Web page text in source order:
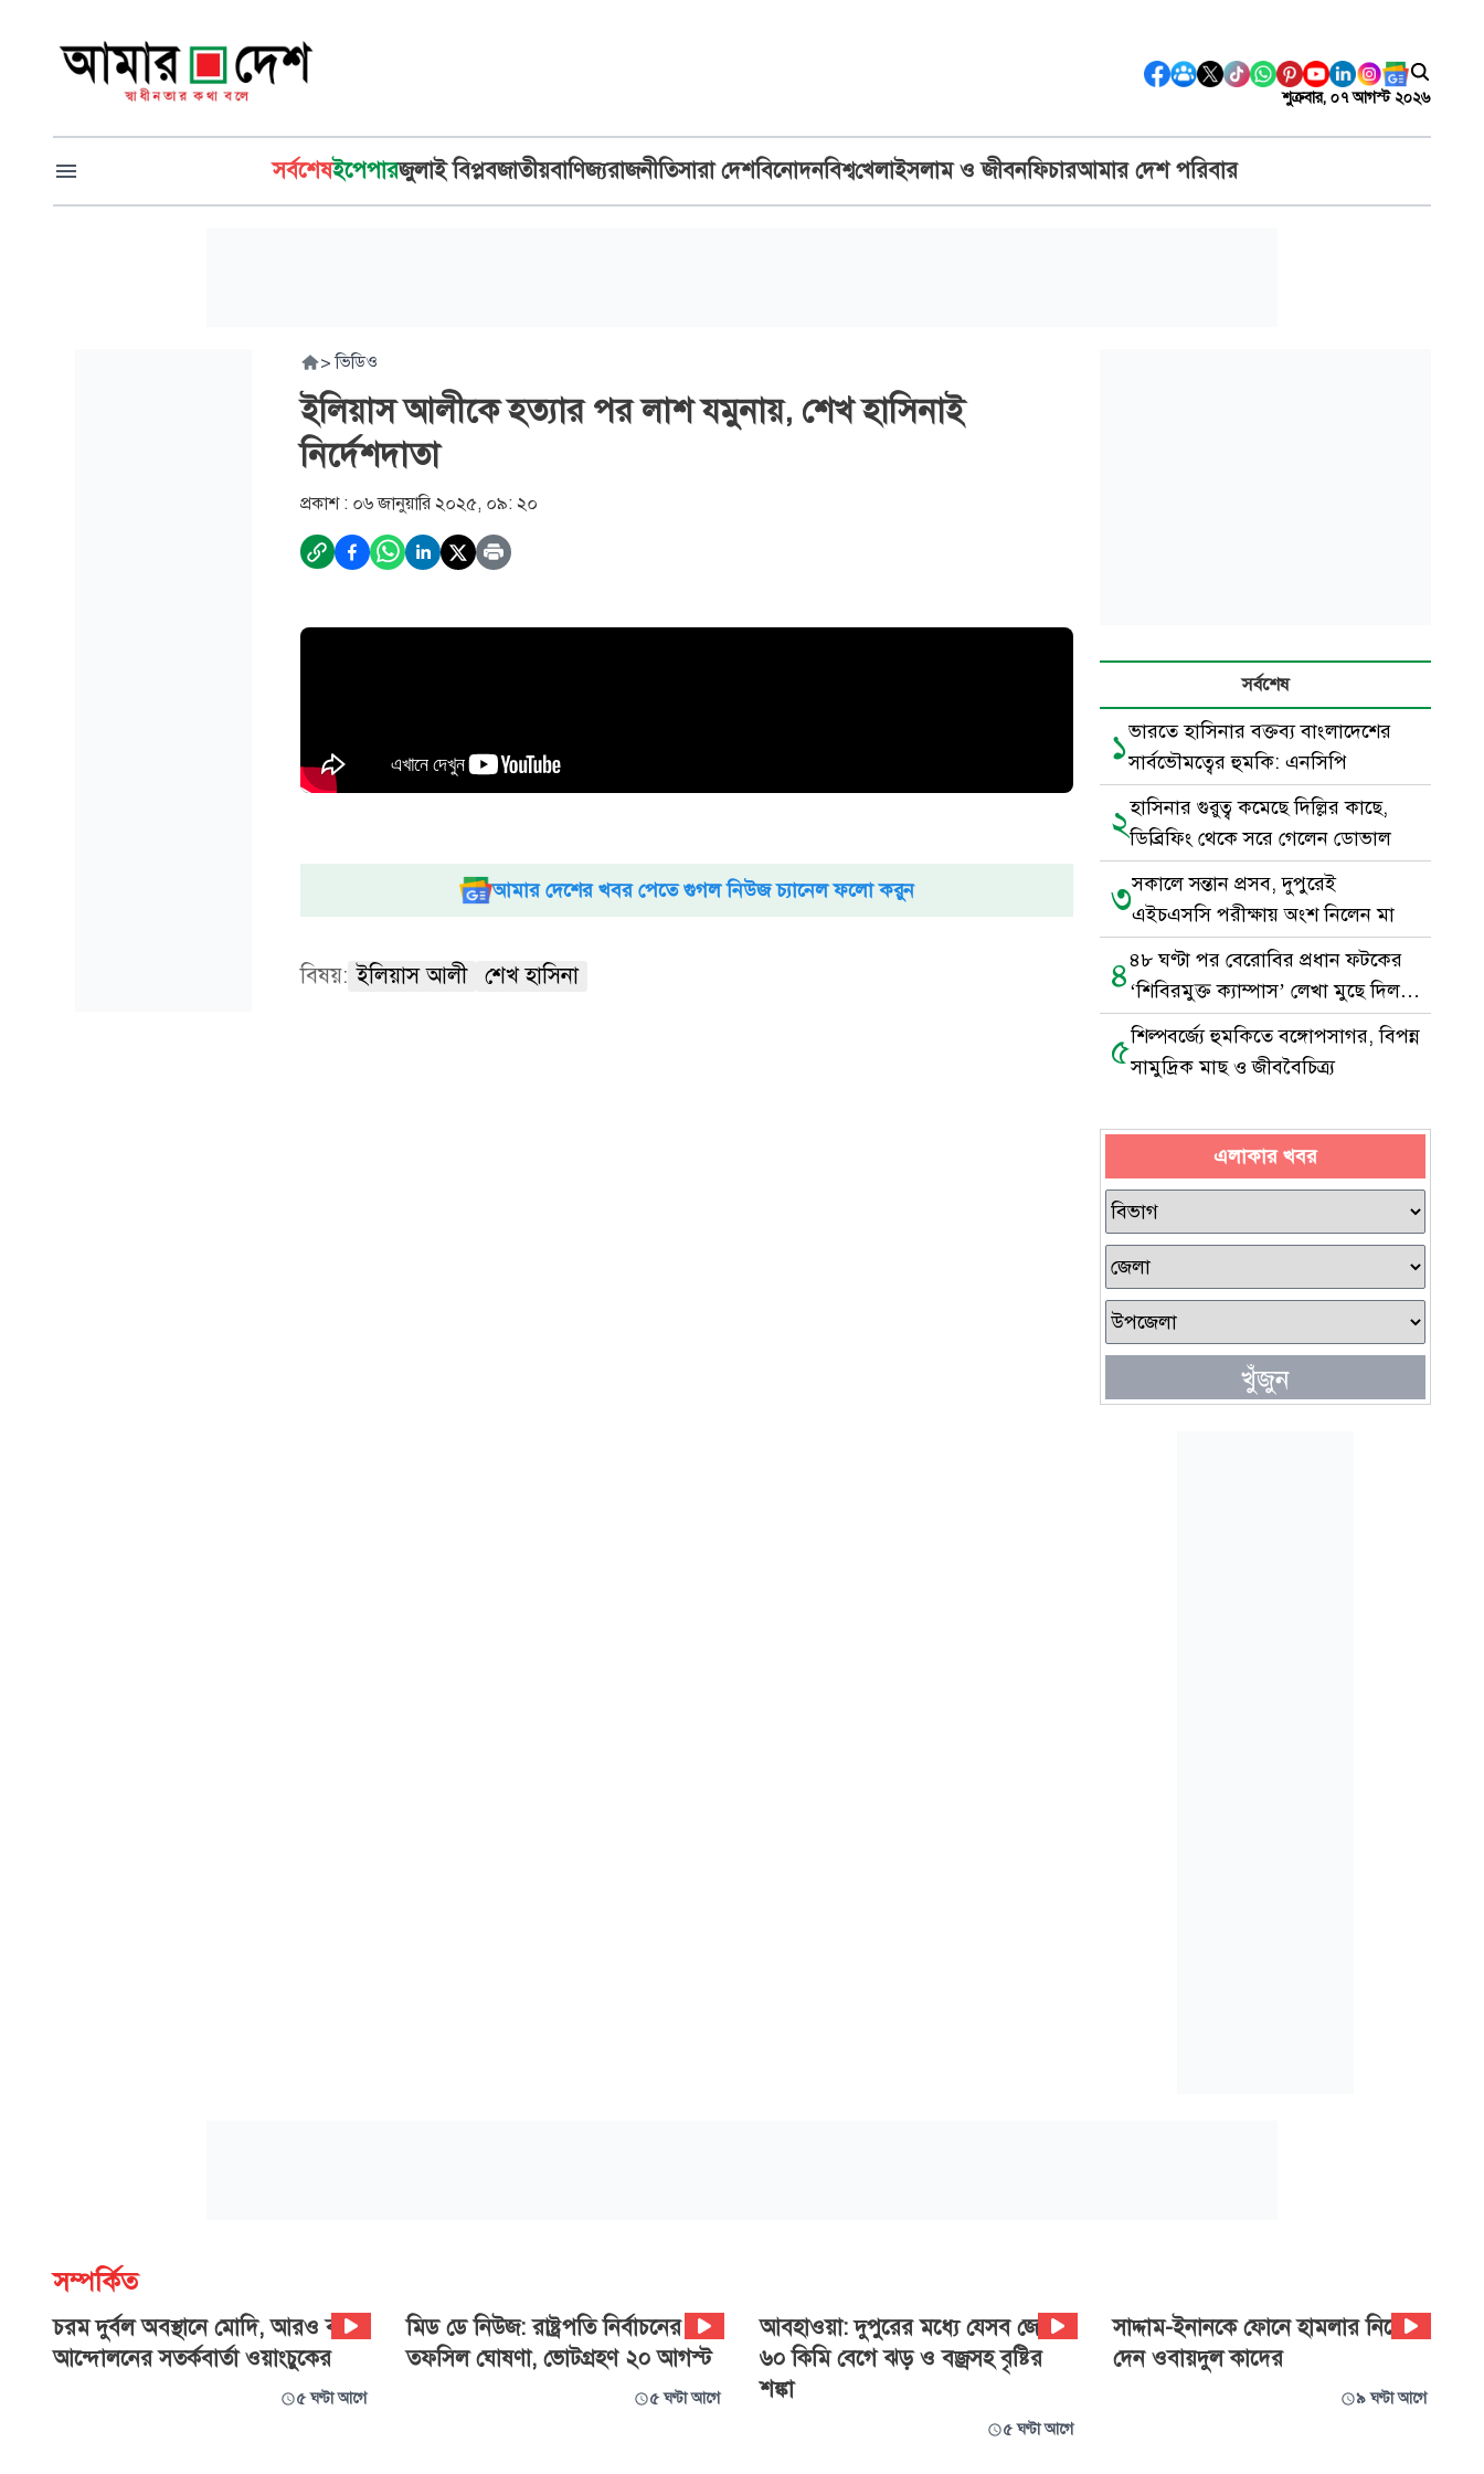
শুক্রবার, ০৭ আগস্ট ২০২৬
সর্বশেষইপেপারজুলাই বিপ্লবজাতীয়বাণিজ্যরাজনীতিসারা দেশবিনোদনবিশ্বখেলাইসলাম ও জীবনফিচারআমার দেশ পরিবার
> ভিডিও
ইলিয়াস আলীকে হত্যার পর লাশ যমুনায়, শেখ হাসিনাই
নির্দেশদাতা
প্রকাশ : ০৬ জানুয়ারি ২০২৫, ০৯: ২০
আমার দেশের খবর পেতে গুগল নিউজ চ্যানেল ফলো করুন
বিষয়: ইলিয়াস আলী শেখ হাসিনা
সর্বশেষ
১ভারতে হাসিনার বক্তব্য বাংলাদেশের
সার্বভৌমত্বের হুমকি: এনসিপি
২হাসিনার গুরুত্ব কমেছে দিল্লির কাছে,
ডিব্রিফিং থেকে সরে গেলেন ডোভাল
৩সকালে সন্তান প্রসব, দুপুরেই
এইচএসসি পরীক্ষায় অংশ নিলেন মা
৪৪৮ ঘণ্টা পর বেরোবির প্রধান ফটকের
‘শিবিরমুক্ত ক্যাম্পাস’ লেখা মুছে দিল
ছাত্রদল
৫শিল্পবর্জ্যে হুমকিতে বঙ্গোপসাগর, বিপন্ন
সামুদ্রিক মাছ ও জীববৈচিত্র্য
এলাকার খবর
খুঁজুন
সম্পর্কিত
চরম দুর্বল অবস্থানে মোদি, আরও বড়
আন্দোলনের সতর্কবার্তা ওয়াংচুকের
৫ ঘণ্টা আগে
‍মিড ডে নিউজ: রাষ্ট্রপতি নির্বাচনের
তফসিল ঘোষণা, ভোটগ্রহণ ২০ আগস্ট
৫ ঘণ্টা আগে
আবহাওয়া: দুপুরের মধ্যে যেসব জেলায়
৬০ কিমি বেগে ঝড় ও বজ্রসহ বৃষ্টির
শঙ্কা
৫ ঘণ্টা আগে
সাদ্দাম-ইনানকে ফোনে হামলার নির্দেশ
দেন ওবায়দুল কাদের
৯ ঘণ্টা আগে